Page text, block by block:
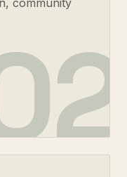
community